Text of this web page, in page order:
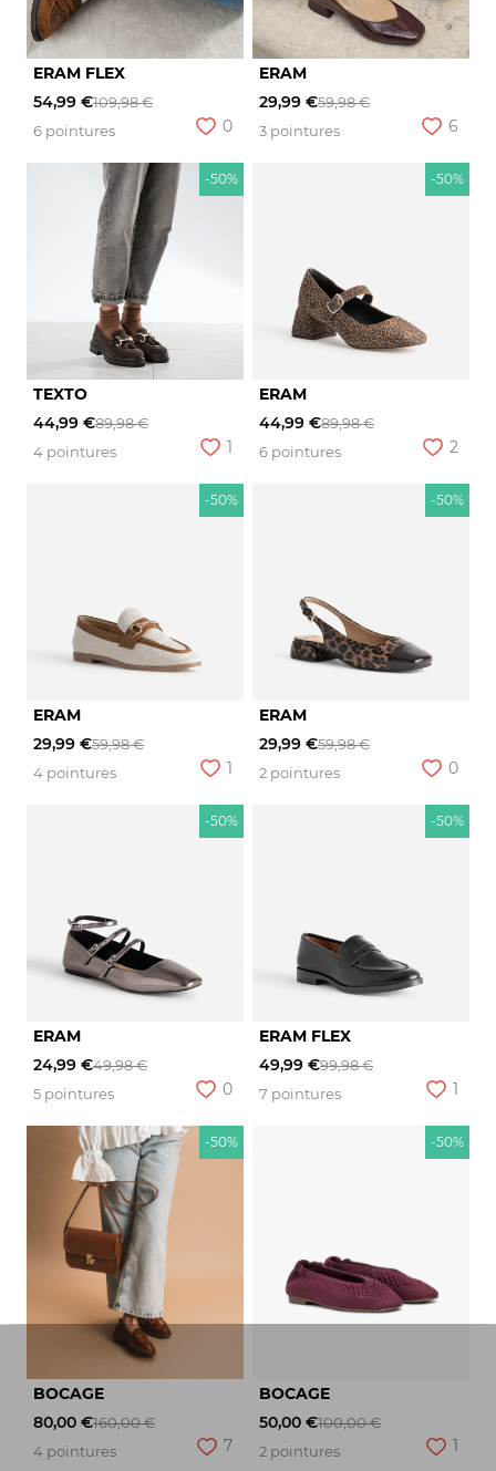
ERAM FLEX
54,99 €109,98 €
6 pointures
0
ERAM
29,99 €59,98 €
3 pointures
6
-50%
TEXTO
44,99 €89,98 €
4 pointures
1
-50%
ERAM
44,99 €89,98 €
6 pointures
2
-50%
ERAM
29,99 €59,98 €
4 pointures
1
-50%
ERAM
29,99 €59,98 €
2 pointures
0
-50%
ERAM
24,99 €49,98 €
5 pointures
0
-50%
ERAM FLEX
49,99 €99,98 €
7 pointures
1
-50%
BOCAGE
80,00 €160,00 €
4 pointures
7
-50%
BOCAGE
50,00 €100,00 €
2 pointures
1